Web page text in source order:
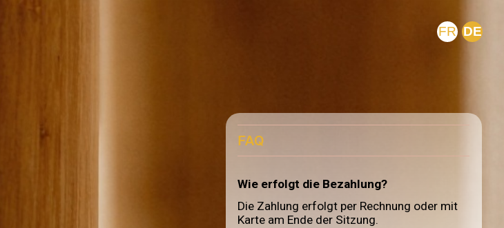
FR DE
FAQ
Wie erfolgt die Bezahlung?
Die Zahlung erfolgt per Rechnung oder mit
Karte am Ende der Sitzung.